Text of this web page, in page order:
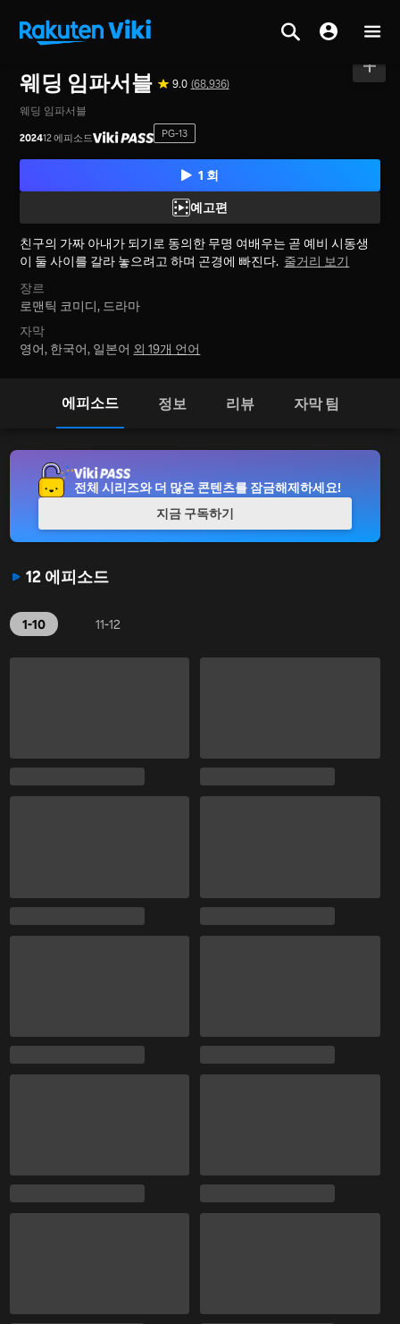
웨딩 임파서블 9.0 (68,936)
웨딩 임파서블
202412 에피소드 PG-13
1 회
예고편
친구의 가짜 아내가 되기로 동의한 무명 여배우는 곧 예비 시동생
이 둘 사이를 갈라 놓으려고 하며 곤경에 빠진다. 줄거리 보기
장르
로맨틱 코미디, 드라마
자막
영어, 한국어, 일본어 외 19개 언어
에피소드 정보 리뷰 자막 팀
12 에피소드
1-10 11-12
전체 시리즈와 더 많은 콘텐츠를 잠금해제하세요!
지금 구독하기